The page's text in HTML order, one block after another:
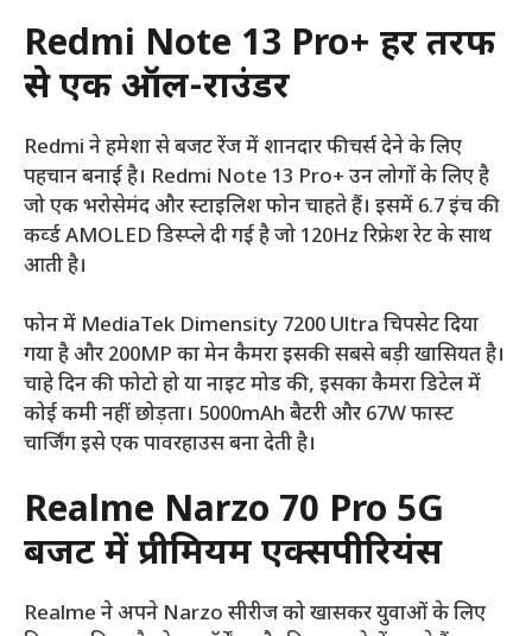
Redmi Note 13 Pro+ हर तरफ
से एक ऑल-राउंडर
Redmi ने हमेशा से बजट रेंज में शानदार फीचर्स देने के लिए
पहचान बनाई है। Redmi Note 13 Pro+ उन लोगों के लिए है
जो एक भरोसेमंद और स्टाइलिश फोन चाहते हैं। इसमें 6.7 इंच की
कर्व्ड AMOLED डिस्प्ले दी गई है जो 120Hz रिफ्रेश रेट के साथ
आती है।
फोन में MediaTek Dimensity 7200 Ultra चिपसेट दिया
गया है और 200MP का मेन कैमरा इसकी सबसे बड़ी खासियत है।
चाहे दिन की फोटो हो या नाइट मोड की, इसका कैमरा डिटेल में
कोई कमी नहीं छोड़ता। 5000mAh बैटरी और 67W फास्ट
चार्जिंग इसे एक पावरहाउस बना देती है।
Realme Narzo 70 Pro 5G
बजट में प्रीमियम एक्सपीरियंस
Realme ने अपने Narzo सीरीज को खासकर युवाओं के लिए